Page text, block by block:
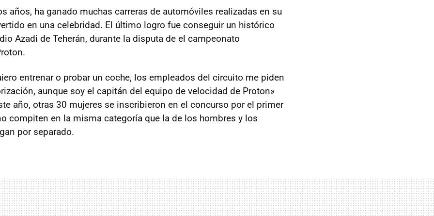
años, ha ganado muchas carreras de automóviles realizadas en su
en una celebridad. El último logro fue conseguir un histórico
Azadi de Teherán, durante la disputa de el campeonato
entrenar o probar un coche, los empleados del circuito me piden
aunque soy el capitán del equipo de velocidad de Proton»
año, otras 30 mujeres se inscribieron en el concurso por el primer
compiten en la misma categoría que la de los hombres y los
por separado.